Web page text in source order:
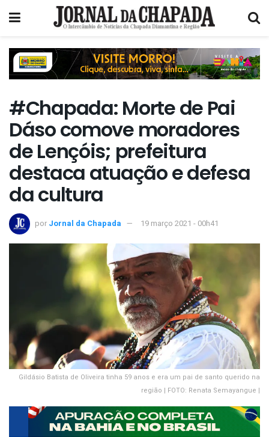
#Chapada: Morte de Pai
Dáso comove moradores
de Lençóis; prefeitura
destaca atuação e defesa
da cultura
por Jornal da Chapada 19 março 2021 - 00h41
Gildásio Batista de Oliveira tinha 59 anos e era um pai de santo querido na
região | FOTO: Renata Semayangue |